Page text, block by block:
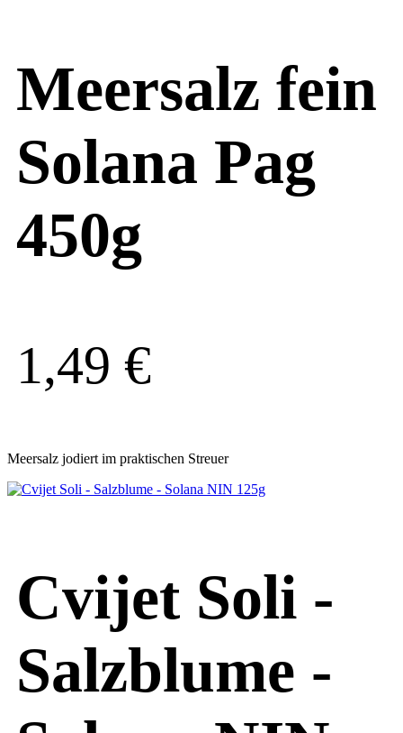
Meersalz fein
Solana Pag
450g
1,49 €
Meersalz jodiert im praktischen Streuer
Cvijet Soli -
Salzblume -